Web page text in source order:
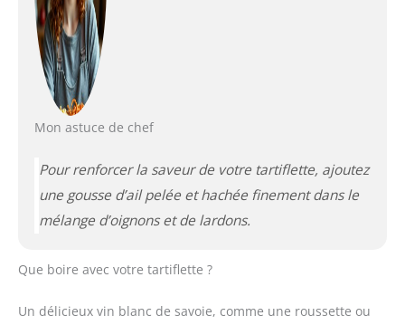
Mon astuce de chef
Pour renforcer la saveur de votre tartiflette, ajoutez
une gousse d’ail pelée et hachée finement dans le
mélange d’oignons et de lardons.
Que boire avec votre tartiflette ?
Un délicieux vin blanc de savoie, comme une roussette ou